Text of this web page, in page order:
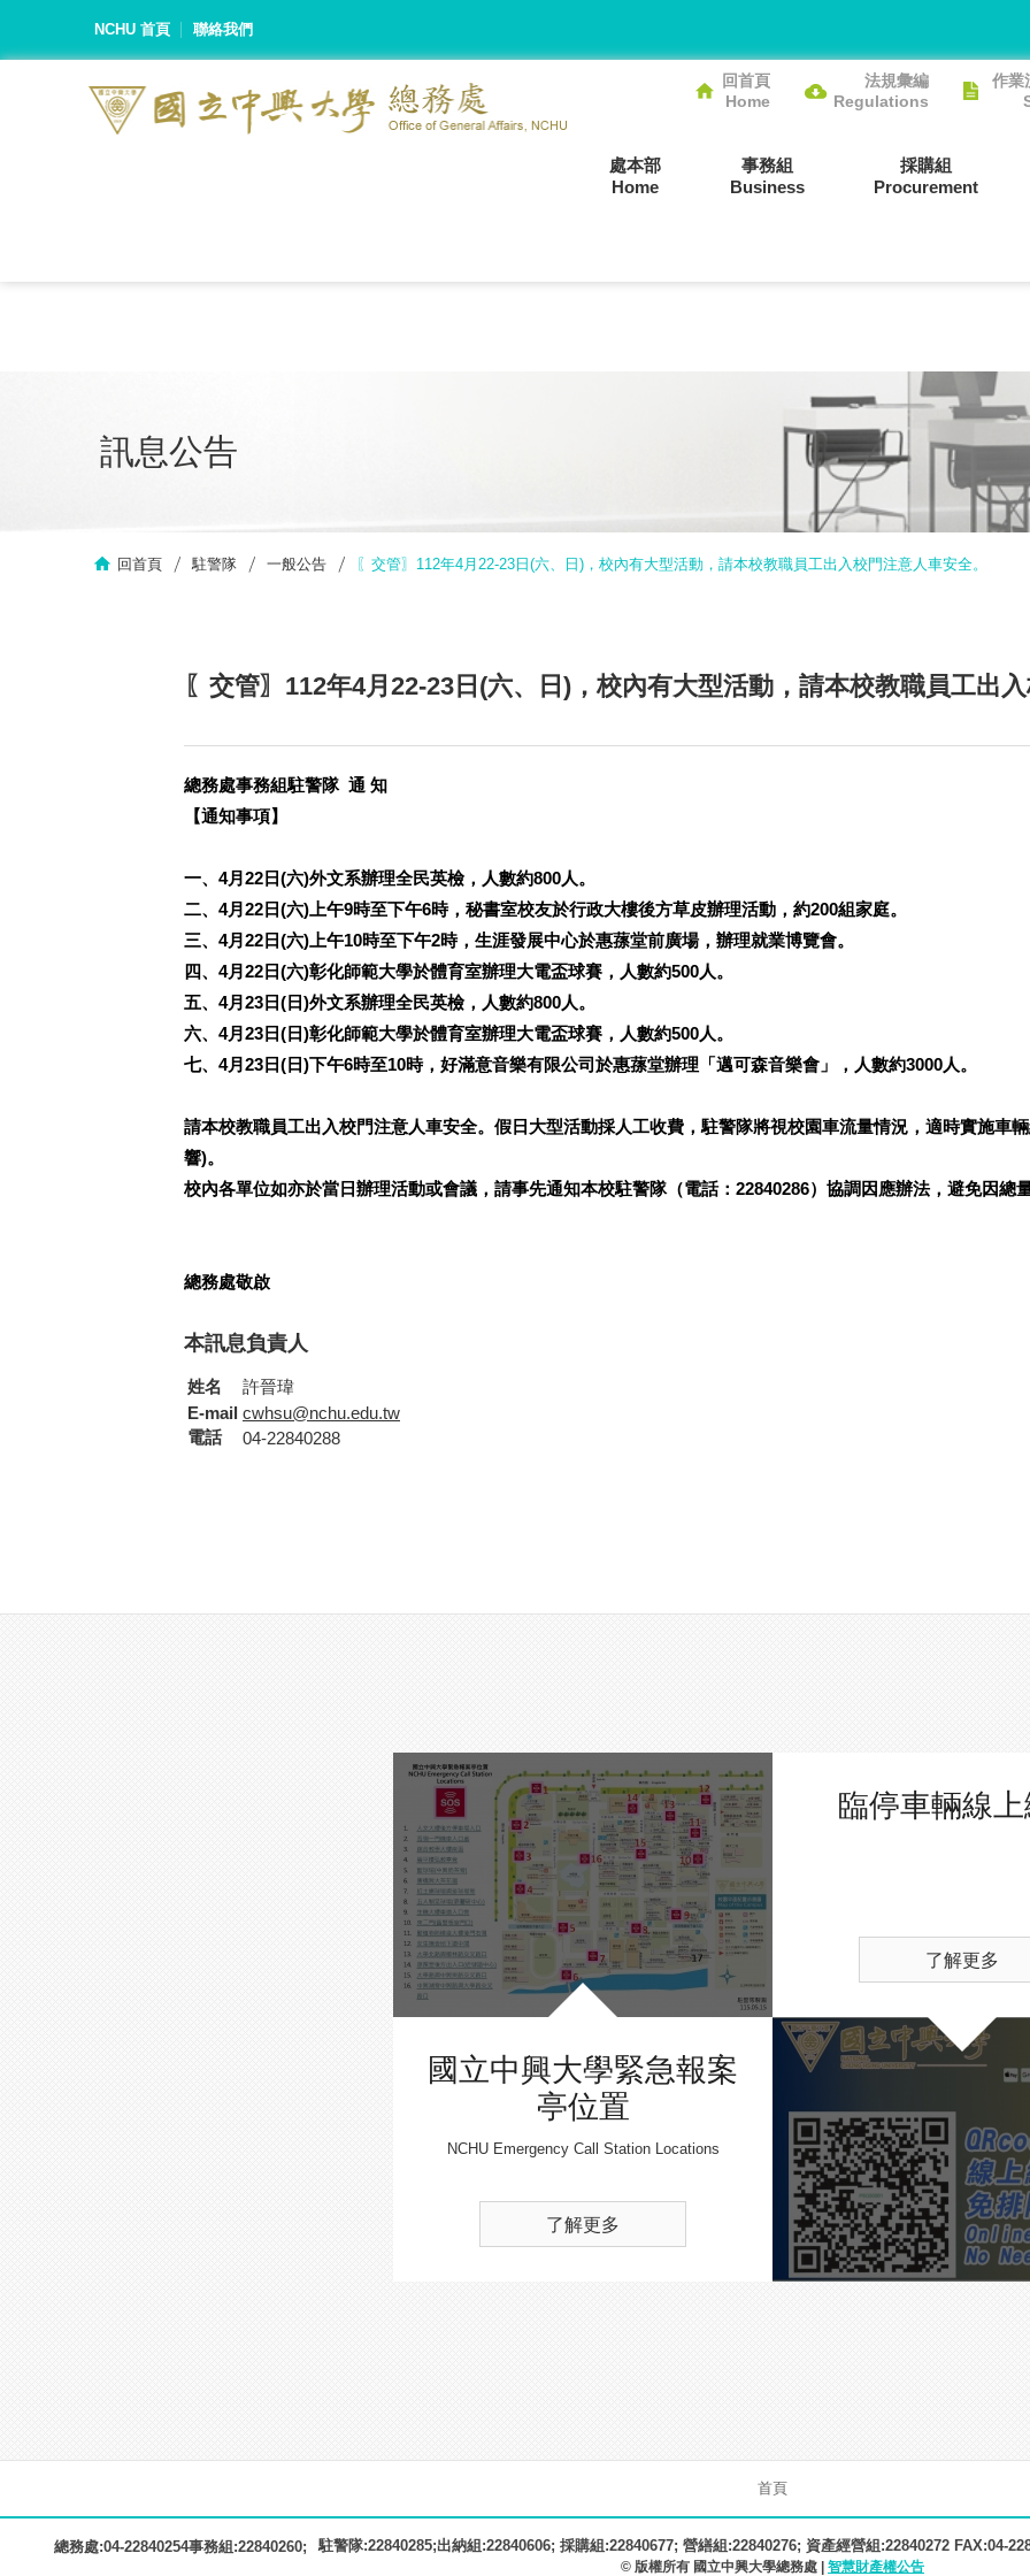
NCHU 首頁 聯絡我們
回首頁
Home
法規彙編
Regulations
作業
處本部
Home
事務組
Business
採購組
Procurement
訊息公告
回首頁 駐警隊 一般公告 〖交管〗112年4月22-23日(六、日)，校內有大型活動，請本校教職員工出入校門注意人車安全。
〖交管〗112年4月22-23日(六、日)，校內有大型活動，請本校教職員工出
總務處事務組駐警隊 通 知
【通知事項】
一、4月22日(六)外文系辦理全民英檢，人數約800人。
二、4月22日(六)上午9時至下午6時，秘書室校友於行政大樓後方草皮辦理活動，約200組家庭。
三、4月22日(六)上午10時至下午2時，生涯發展中心於惠蓀堂前廣場，辦理就業博覽會。
四、4月22日(六)彰化師範大學於體育室辦理大電盃球賽，人數約500人。
五、4月23日(日)外文系辦理全民英檢，人數約800人。
六、4月23日(日)彰化師範大學於體育室辦理大電盃球賽，人數約500人。
七、4月23日(日)下午6時至10時，好滿意音樂有限公司於惠蓀堂辦理「邁可森音樂會」，人數約3000人。
請本校教職員工出入校門注意人車安全。假日大型活動採人工收費，駐警隊將視校園車流量情況，適時實施車
響)。
校內各單位如亦於當日辦理活動或會議，請事先通知本校駐警隊（電話：22840286）協調因應辦法，避免因總
總務處敬啟
本訊息負責人
姓名
許晉瑋
E-mail cwhsu@nchu.edu.tw
電話
04-22840288
國立中興大學緊急報案
亭位置
NCHU Emergency Call Station Locations
了解更多
臨停車輛線
了解更多
首頁
總務處:04-22840254事務組:22840260; 駐警隊:22840285;出納組:22840606; 採購組:22840677; 營繕組:22840276; 資產經營組:22840272 FAX:04-
© 版權所有 國立中興大學總務處 | 智慧財產權公告